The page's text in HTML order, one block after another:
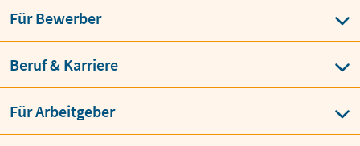
Für Bewerber
Beruf & Karriere
Für Arbeitgeber